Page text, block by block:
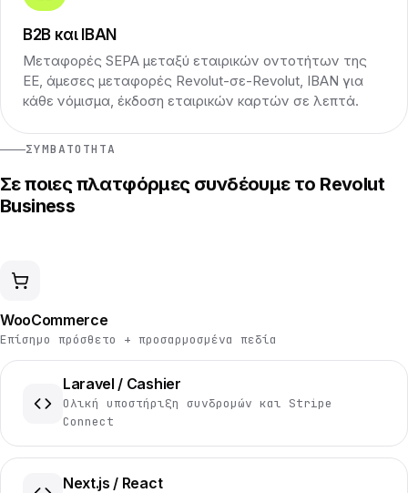
B2B και IBAN
Μεταφορές SEPA μεταξύ εταιρικών οντοτήτων της
ΕΕ, άμεσες μεταφορές Revolut-σε-Revolut, IBAN για
κάθε νόμισμα, έκδοση εταιρικών καρτών σε λεπτά.
ΣΥΜΒΑΤΌΤΗΤΑ
Σε ποιες πλατφόρμες συνδέουμε το Revolut
Business
WooCommerce
Επίσημο πρόσθετο + προσαρμοσμένα πεδία
Laravel / Cashier
Ολική υποστήριξη συνδρομών και Stripe
Connect
Next.js / React